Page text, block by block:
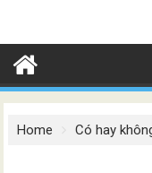
Home Có hay